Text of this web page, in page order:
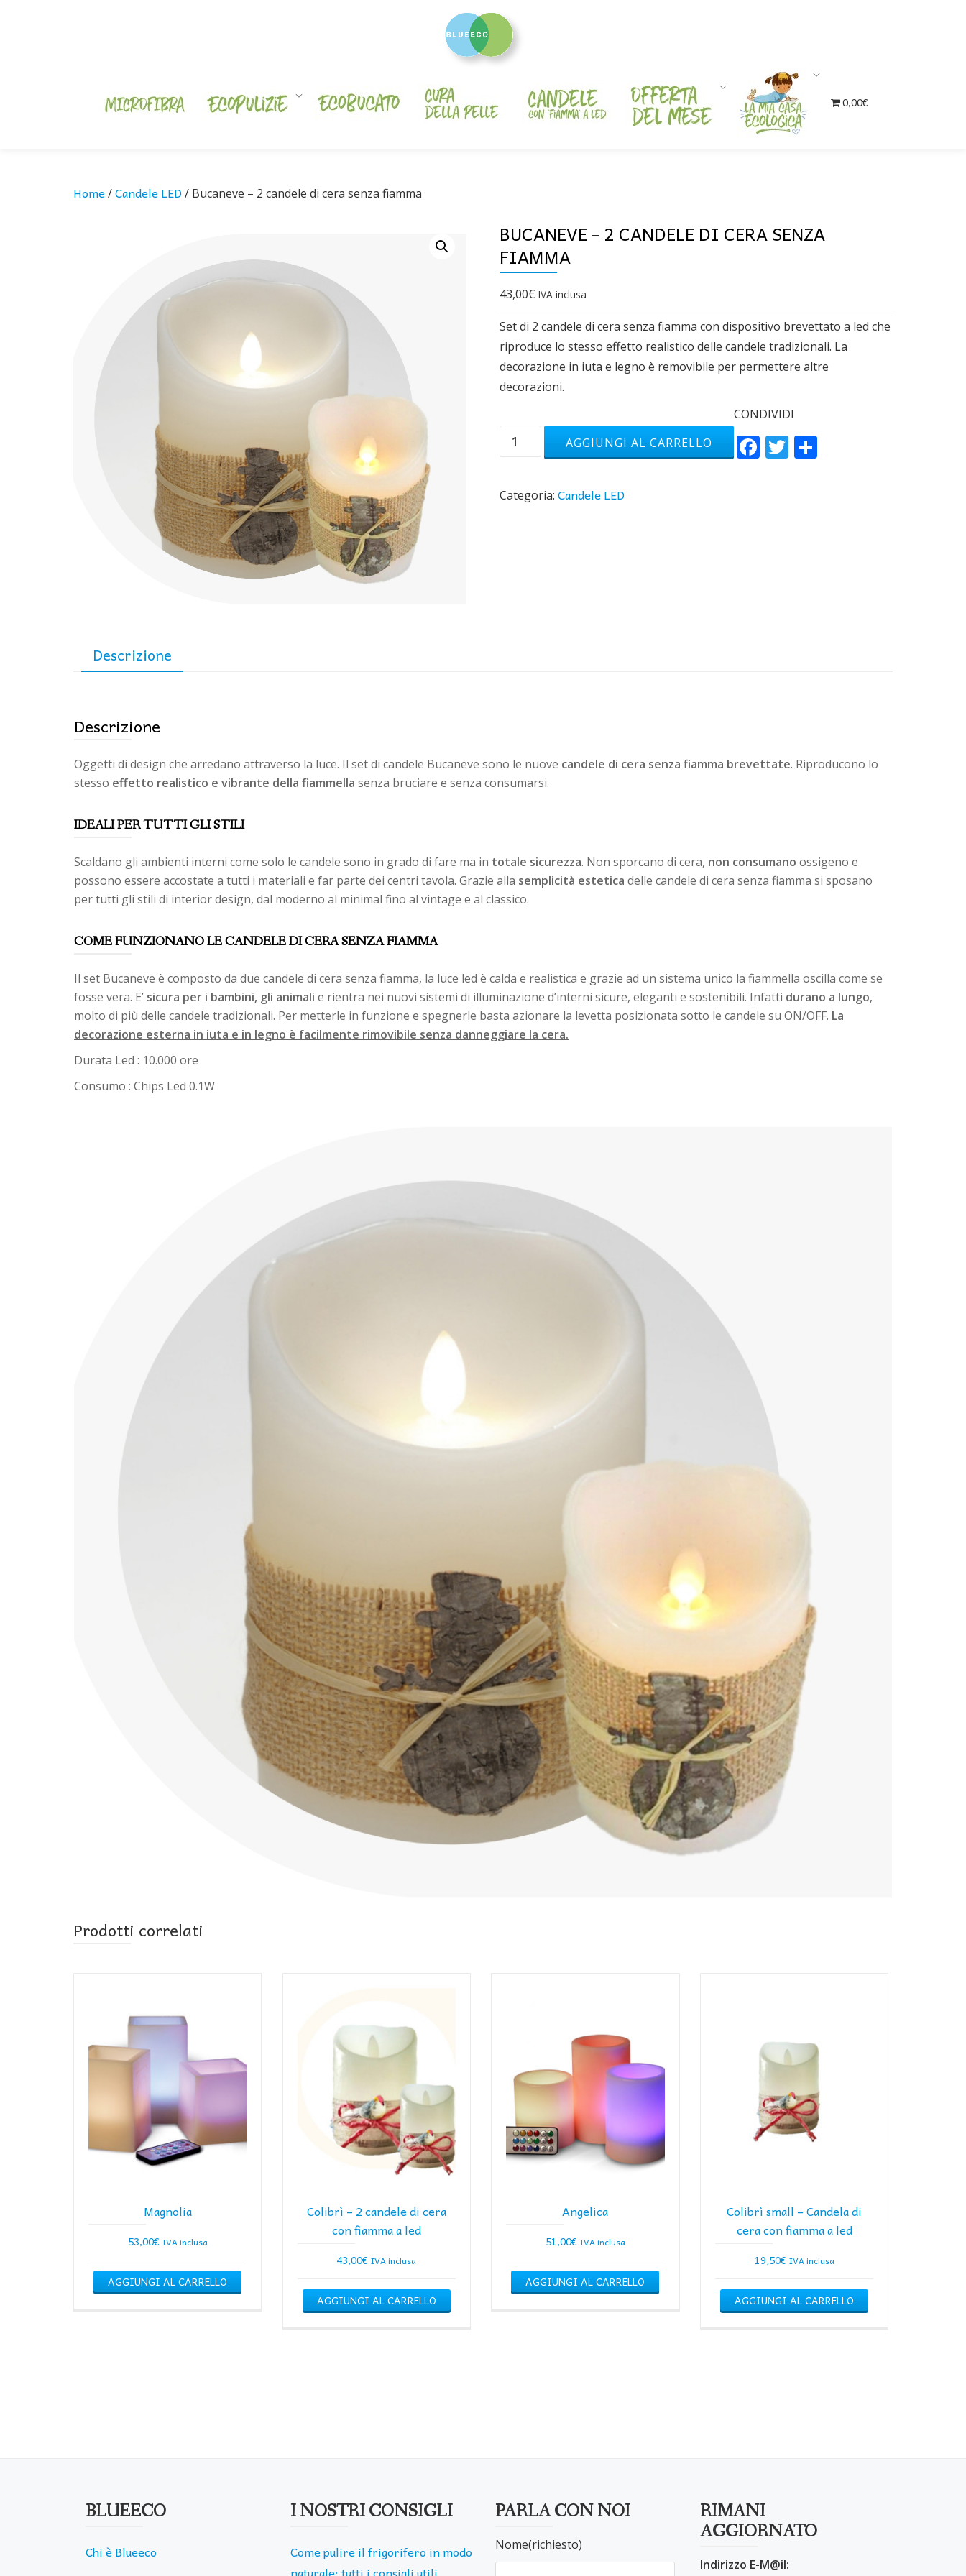
0,00€
Home/Candele LED/ Bucaneve – 2 candele di cera senza fiamma
BUCANEVE – 2 CANDELE DI CERA SENZA
FIAMMA
43,00€ IVA inclusa
Set di 2 candele di cera senza fiamma con dispositivo brevettato a led che
riproduce lo stesso effetto realistico delle candele tradizionali. La
decorazione in iuta e legno è removibile per permettere altre
decorazioni.
Bucaneve
-
candele
AGGIUNGI AL CARRELLO
Categoria: Candele LED
CONDIVIDI
Facebook
Twitter
Condividi
Descrizione
Descrizione
Oggetti di design che arredano attraverso la luce. Il set di candele Bucaneve sono le nuove candele di cera senza fiamma brevettate. Riproducono lo
stesso effetto realistico e vibrante della fiammella senza bruciare e senza consumarsi.
IDEALI PER TUTTI GLI STILI
Scaldano gli ambienti interni come solo le candele sono in grado di fare ma in totale sicurezza. Non sporcano di cera, non consumano ossigeno e
possono essere accostate a tutti i materiali e far parte dei centri tavola. Grazie alla semplicità estetica delle candele di cera senza fiamma si sposano
per tutti gli stili di interior design, dal moderno al minimal fino al vintage e al classico.
COME FUNZIONANO LE CANDELE DI CERA SENZA FIAMMA
Il set Bucaneve è composto da due candele di cera senza fiamma, la luce led è calda e realistica e grazie ad un sistema unico la fiammella oscilla come se
fosse vera. E’ sicura per i bambini, gli animali e rientra nei nuovi sistemi di illuminazione d’interni sicure, eleganti e sostenibili. Infatti durano a lungo,
molto di più delle candele tradizionali. Per metterle in funzione e spegnerle basta azionare la levetta posizionata sotto le candele su ON/OFF. La
decorazione esterna in iuta e in legno è facilmente rimovibile senza danneggiare la cera.
Durata Led : 10.000 ore
Consumo : Chips Led 0.1W
Prodotti correlati
Magnolia
53,00€ IVA inclusa
AGGIUNGI AL CARRELLO
Colibrì – 2 candele di cera
con fiamma a led
43,00€ IVA inclusa
AGGIUNGI AL CARRELLO
Angelica
51,00€ IVA inclusa
AGGIUNGI AL CARRELLO
Colibrì small – Candela di
cera con fiamma a led
19,50€ IVA inclusa
AGGIUNGI AL CARRELLO
BLUEECO
Chi è Blueeco
I NOSTRI CONSIGLI
Come pulire il frigorifero in modo
PARLA CON NOI
Nome(richiesto)
RIMANI
AGGIORNATO
Indirizzo E-M@il: